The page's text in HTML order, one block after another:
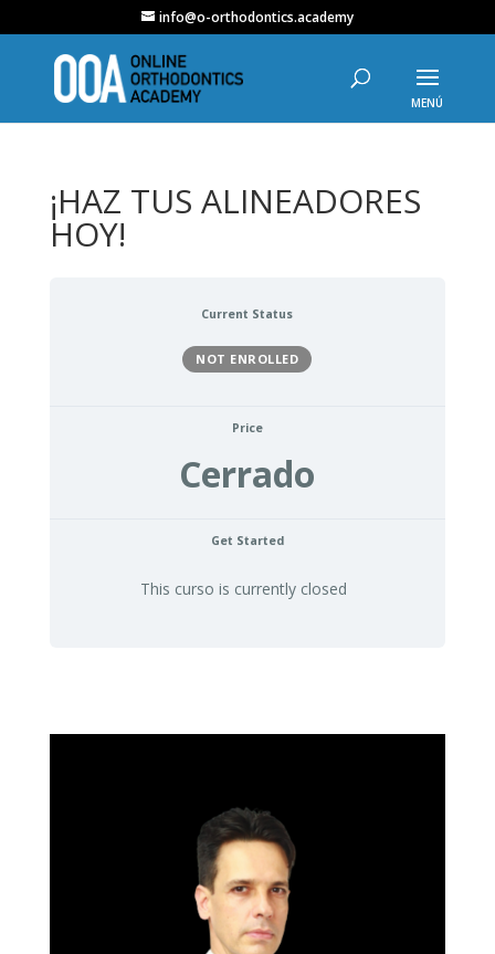
info@o-orthodontics.academy
¡HAZ TUS ALINEADORES
HOY!
Current Status
NOT ENROLLED
Price
Cerrado
Get Started
This curso is currently closed